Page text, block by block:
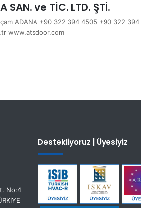
SAN. ve TİC. LTD. ŞTİ.
ADANA +90 322 394 4505 +90 322 394
www.atsdoor.com
No:4
Destekliyoruz | Üyesiyiz